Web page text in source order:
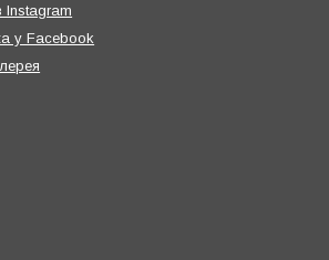
Instagram
у Facebook